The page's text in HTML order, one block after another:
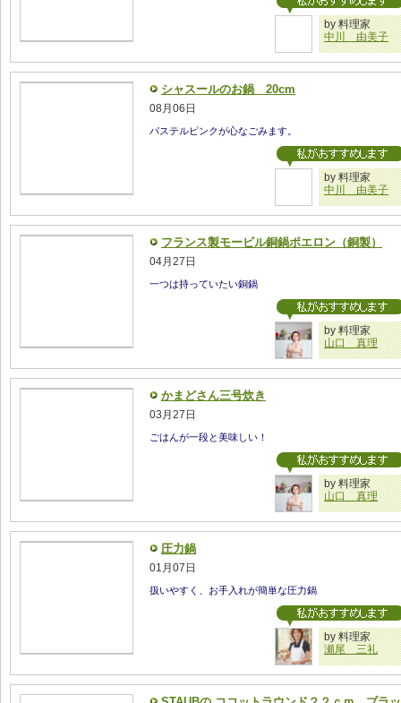
by 料理家
中川 由美子
シャスールのお鍋 20cm
08月06日
パステルピンクが心なごみます。
by 料理家
中川 由美子
フランス製モービル銅鍋ポエロン（銅製）
04月27日
一つは持っていたい銅鍋
by 料理家
山口 真理
かまどさん三号炊き
03月27日
ごはんが一段と美味しい！
by 料理家
山口 真理
圧力鍋
01月07日
扱いやすく、お手入れが簡単な圧力鍋
by 料理家
瀬尾 三礼